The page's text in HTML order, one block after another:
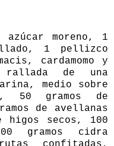
azúcar moreno, 1
1 pellizco
cardamomo y
de una
medio sobre
50 gramos de
de avellanas
higos secos, 100
gramos cidra